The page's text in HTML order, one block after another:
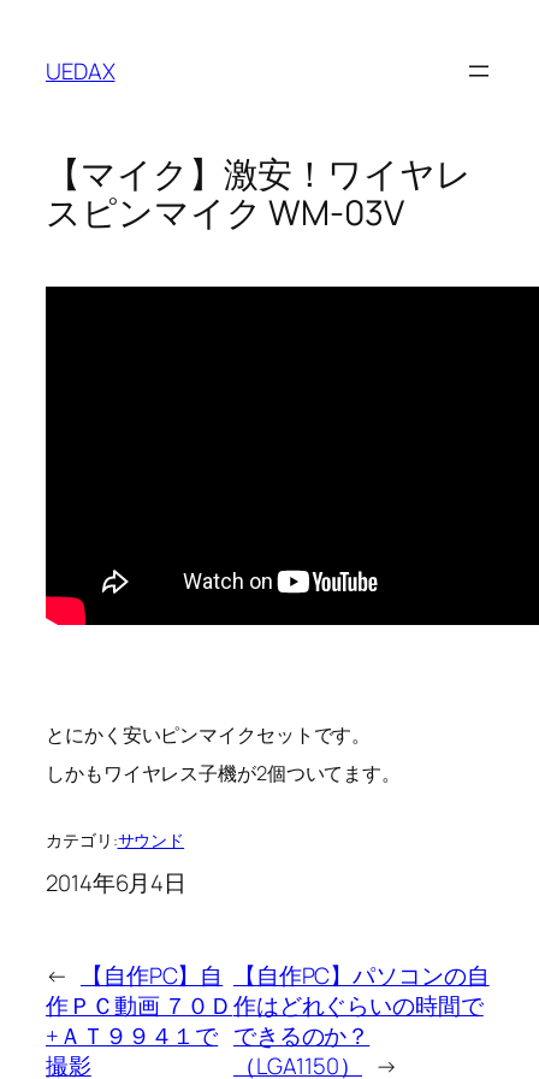
UEDAX
【マイク】激安！ワイヤレ
スピンマイク WM-03V
とにかく安いピンマイクセットです。
しかもワイヤレス子機が2個ついてます。
カテゴリ:サウンド
2014年6月4日
←
【自作PC】自
作ＰＣ動画 ７０Ｄ
+ＡＴ９９４１で
撮影
【自作PC】パソコンの自
作はどれぐらいの時間で
できるのか？
（LGA1150）
→